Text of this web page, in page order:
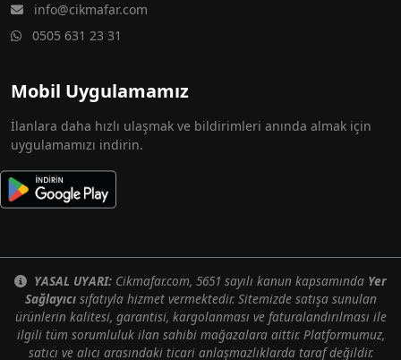
info@cikmafar.com
0505 631 23 31
Mobil Uygulamamız
İlanlara daha hızlı ulaşmak ve bildirimleri anında almak için
uygulamamızı indirin.
YASAL UYARI: Cikmafar.com, 5651 sayılı kanun kapsamında Yer
Sağlayıcısıfatıyla hizmet vermektedir. Sitemizde satışa sunulan
ürünlerin kalitesi, garantisi, kargolanması ve faturalandırılması ile
ilgili tüm sorumluluk ilan sahibi mağazalara aittir. Platformumuz,
satıcı ve alıcı arasındaki ticari anlaşmazlıklarda taraf değildir.